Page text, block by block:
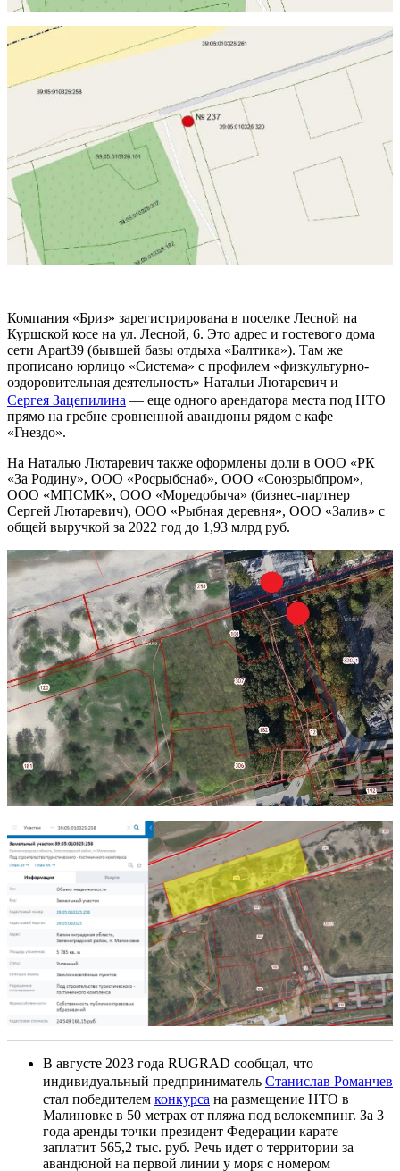
Компания «Бриз» зарегистрирована в поселке Лесной на
Куршской косе на ул. Лесной, 6. Это адрес и гостевого дома
сети Apart39 (бывшей базы отдыха «Балтика»). Там же
прописано юрлицо «Система» с профилем «физкультурно-
оздоровительная деятельность» Натальи Лютаревич и
Сергея Зацепилина — еще одного арендатора места под НТО
прямо на гребне сровненной авандюны рядом с кафе
«Гнездо».
На Наталью Лютаревич также оформлены доли в ООО «РК
«За Родину», ООО «Росрыбснаб», ООО «Союзрыбпром»,
ООО «МПСМК», ООО «Моредобыча» (бизнес-партнер
Сергей Лютаревич), ООО «Рыбная деревня», ООО «Залив» с
общей выручкой за 2022 год до 1,93 млрд руб.
В августе 2023 года RUGRAD сообщал, что
индивидуальный предприниматель Станислав Романчев
стал победителем конкурса на размещение НТО в
Малиновке в 50 метрах от пляжа под велокемпинг. За 3
года аренды точки президент Федерации карате
заплатит 565,2 тыс. руб. Речь идет о территории за
авандюной на первой линии у моря с номером